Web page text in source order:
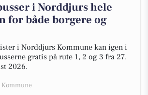
i Norddjurs hele
for både borgere og
i Norddjurs Kommune kan igen i
gratis på rute 1, 2 og 3 fra 27.
2026.